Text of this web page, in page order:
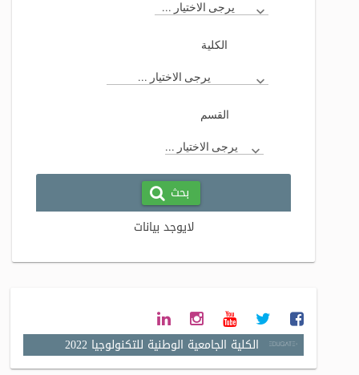
يرجى الاختيار ...
الكلية
يرجى الاختيار ...
القسم
يرجى الاختيار ...
بحث
لايوجد بيانات
الكلية الجامعية الوطنية للتكنولوجيا 2022